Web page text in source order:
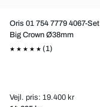
Oris 01 754 7779 4067-Set
Big Crown Ø38mm
(1)
Vejl. pris: 19.400 kr